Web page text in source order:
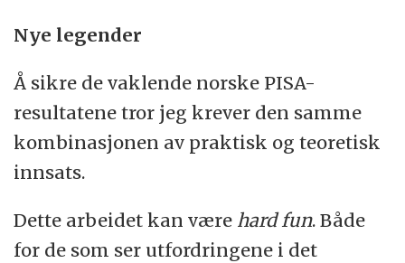
Nye legender
Å sikre de vaklende norske PISA-
resultatene tror jeg krever den samme
kombinasjonen av praktisk og teoretisk
innsats.
Dette arbeidet kan være hard fun. Både
for de som ser utfordringene i det